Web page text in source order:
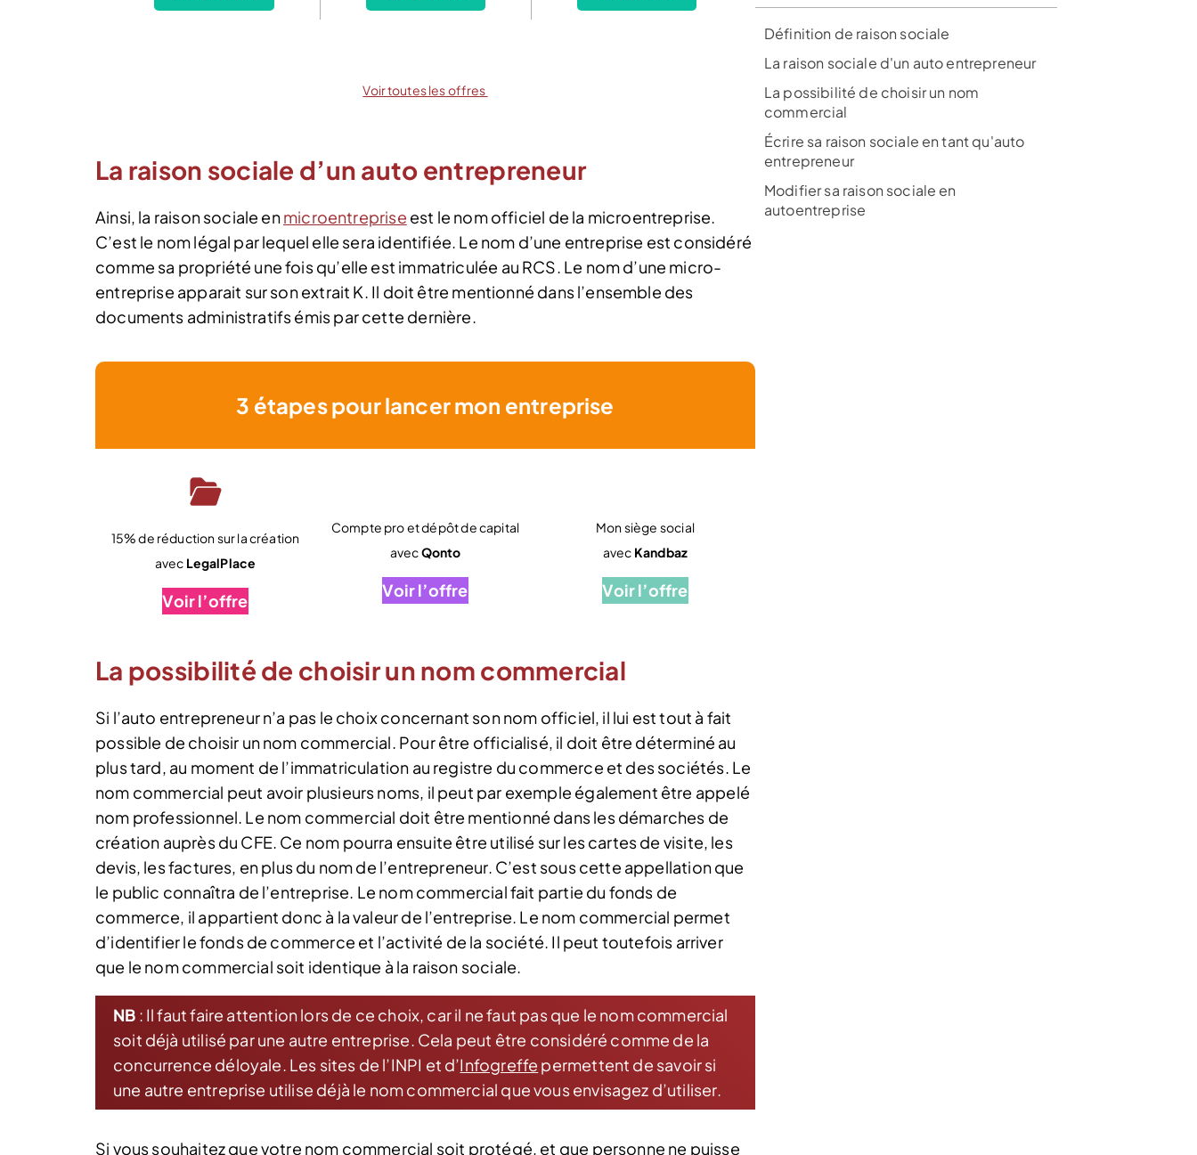
Voir toutes les offres
La raison sociale d’un auto entrepreneur
Ainsi, la raison sociale enmicroentreprise est le nom officiel de la microentreprise.
C’est le nom légal par lequel elle sera identifiée. Le nom d’une entreprise est considéré
comme sa propriété une fois qu’elle est immatriculée au RCS. Le nom d’une micro-
entreprise apparait sur son extrait K. Il doit être mentionné dans l’ensemble des
documents administratifs émis par cette dernière.
3 étapes pour lancer mon entreprise
15% de réduction sur la création
avec LegalPlace
Voir l’offre
Compte pro et dépôt de capital
avecQonto
Voir l’offre
Mon siège social
avec Kandbaz
Voir l’offre
La possibilité de choisir un nom commercial
Si l’auto entrepreneur n’a pas le choix concernant son nom officiel, il lui est tout à fait
possible de choisir un nom commercial. Pour être officialisé, il doit être déterminé au
plus tard, au moment de l’immatriculation au registre du commerce et des sociétés. Le
nom commercial peut avoir plusieurs noms, il peut par exemple également être appelé
nom professionnel. Le nom commercial doit être mentionné dans les démarches de
création auprès du CFE. Ce nom pourra ensuite être utilisé sur les cartes de visite, les
devis, les factures, en plus du nom de l’entrepreneur. C’est sous cette appellation que
le public connaîtra de l’entreprise. Le nom commercial fait partie du fonds de
commerce, il appartient donc à la valeur de l’entreprise. Le nom commercial permet
d’identifier le fonds de commerce et l’activité de la société. Il peut toutefois arriver
que le nom commercial soit identique à la raison sociale.
NB : Il faut faire attention lors de ce choix, car il ne faut pas que le nom commercial
soit déjà utilisé par une autre entreprise. Cela peut être considéré comme de la
concurrence déloyale. Les sites de l’INPI et d’Infogreffe permettent de savoir si
une autre entreprise utilise déjà le nom commercial que vous envisagez d’utiliser.
Si vous souhaitez que votre nom commercial soit protégé, et que personne ne puisse
Définition de raison sociale
La raison sociale d'un auto entrepreneur
La possibilité de choisir un nom
commercial
Écrire sa raison sociale en tant qu'auto
entrepreneur
Modifier sa raison sociale en
autoentreprise